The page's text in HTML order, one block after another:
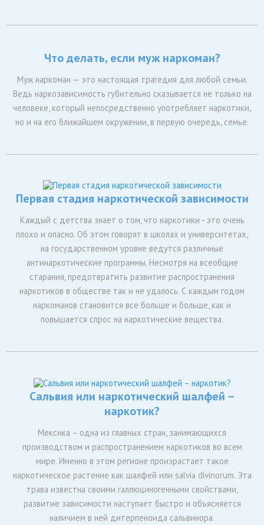
Что делать, если муж наркоман?
Муж наркоман — это настоящая трагедия для любой семьи.
Ведь наркозависимость губительно сказывается не только на
человеке, который непосредственно употребляет наркотики,
но и на его ближайшем окружении, в первую очередь, семье.
Первая стадия наркотической зависимости
Каждый с детства знает о том, что наркотики - это очень
плохо и опасно. Об этом говорят в школах и университетах,
на государственном уровне ведутся различные
антинаркотические программы. Несмотря на всеобщие
старания, предотвратить развитие распространения
наркотиков в обществе так и не удалось. С каждым годом
наркоманов становится все больше и больше, как и
повышается спрос на наркотические вещества.
Сальвия или наркотический шалфей –
наркотик?
Мексика – одна из главных стран, занимающихся
производством и распространением наркотиков во всем
мире. Именно в этом регионе произрастает такое
наркотическое растение как шалфей или salvia divinorum. Эта
трава известна своими галлюциногенными свойствами,
развитие зависимости наступает быстро и объясняется
наличием в ней дитерпеноида сальвинора.